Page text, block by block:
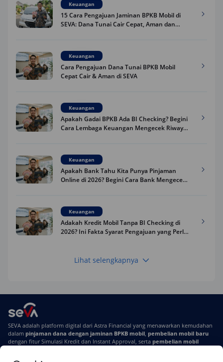
Keuangan
15 Cara Pengajuan Jaminan BPKB Mobil di
SEVA: Dana Tunai Cair Cepat, Aman dan
Keuangan
Cara Pengajuan Dana Tunai BPKB Mobil
Cepat Cair & Aman di SEVA
Keuangan
Apakah Gadai BPKB Ada BI Checking? Begini
Cara Lembaga Keuangan Mengecek Riwayat
Keuangan
Apakah Bank Tahu Kita Punya Pinjaman
Online di 2026? Begini Cara Bank Mengecek
Keuangan
Adakah Kredit Mobil Tanpa BI Checking di
2026? Ini Fakta Syarat Pengajuan yang Perlu
Keuangan
Terpercaya
Telat Bayar Pinjol 2 Hari, Apakah Langsung
Masuk BI Checking? Simak Peraturan
Terbarunya di 2026
Lihat selengkapnya
SEVA adalah platform digital dari Astra Financial yang menawarkan kemudahan
dalam pinjaman dana dengan jaminan BPKB mobil, pembelian mobil baru
dengan fitur Simulasi Kredit dan Instant Approval, serta pembelian mobil